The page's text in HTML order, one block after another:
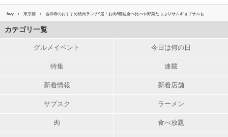
favy 東京都 吉祥寺のおすすめ焼肉ランチ9選！お肉6部位食べ比べや野菜たっぷりサムギョプサルも
カテゴリ一覧
グルメイベント 今日は何の日
特集 連載
新着情報 新着店舗
サブスク ラーメン
肉 食べ放題